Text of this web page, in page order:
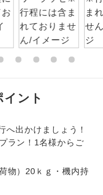
ント
へ出かけましょう！
ラン！1名様からご
物）20ｋｇ・機内持
に大浴場が付いています。
が付いていますので、お食
りません。（機内食を除
発可能な個人型プランで
発可能な個人型プランで